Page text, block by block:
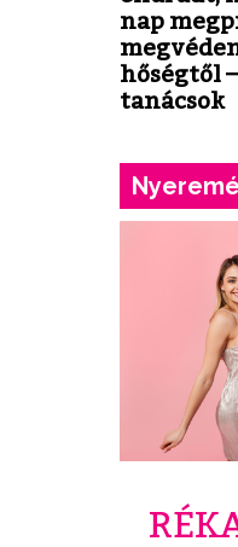
nap
hőségtől
tanácsok